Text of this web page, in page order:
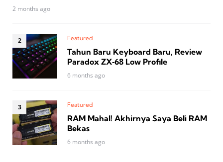
2 months ago
Featured
Tahun Baru Keyboard Baru, Review
Paradox ZX‑68 Low Profile
6 months ago
Featured
RAM Mahal! Akhirnya Saya Beli RAM
Bekas
6 months ago